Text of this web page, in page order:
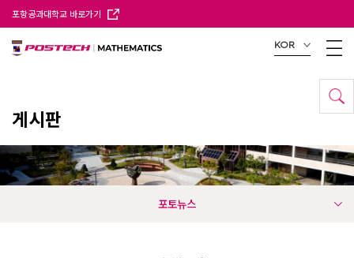
포항공과대학교 바로가기
KOR
게시판
포토뉴스